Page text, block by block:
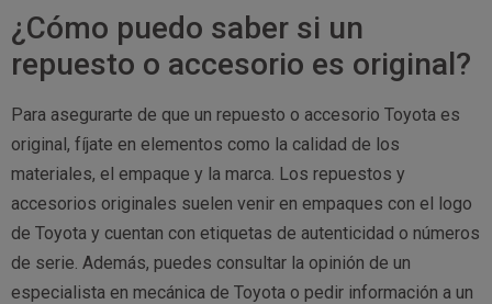
¿Cómo puedo saber si un
repuesto o accesorio es original?
Para asegurarte de que un repuesto o accesorio Toyota es
original, fíjate en elementos como la calidad de los
materiales, el empaque y la marca. Los repuestos y
accesorios originales suelen venir en empaques con el logo
de Toyota y cuentan con etiquetas de autenticidad o números
de serie. Además, puedes consultar la opinión de un
especialista en mecánica de Toyota o pedir información a un